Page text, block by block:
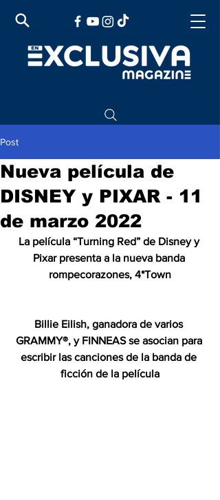
Post
Nueva película de
DISNEY y PIXAR - 11
de marzo 2022
La película “Turning Red” de Disney y
Pixar presenta a la nueva banda
rompecorazones, 4*Town
Billie Eilish, ganadora de varios
GRAMMY®, y FINNEAS se asocian para
escribir las canciones de la banda de
ficción de la película